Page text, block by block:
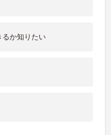
るか知りたい